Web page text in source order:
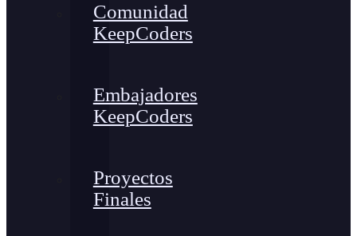
Comunidad
KeepCoders
Embajadores
KeepCoders
Proyectos
Finales